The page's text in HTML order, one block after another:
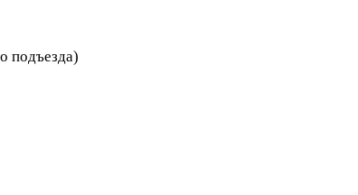
подъезда)